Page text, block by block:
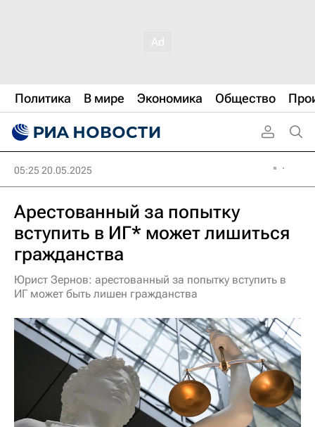
Политика В мире Экономика Общество
05:25 20.05.2025
Арестованный за попытку
вступить в ИГ* может лишиться
гражданства
Юрист Зернов: арестованный за попытку вступить в
ИГ может быть лишен гражданства